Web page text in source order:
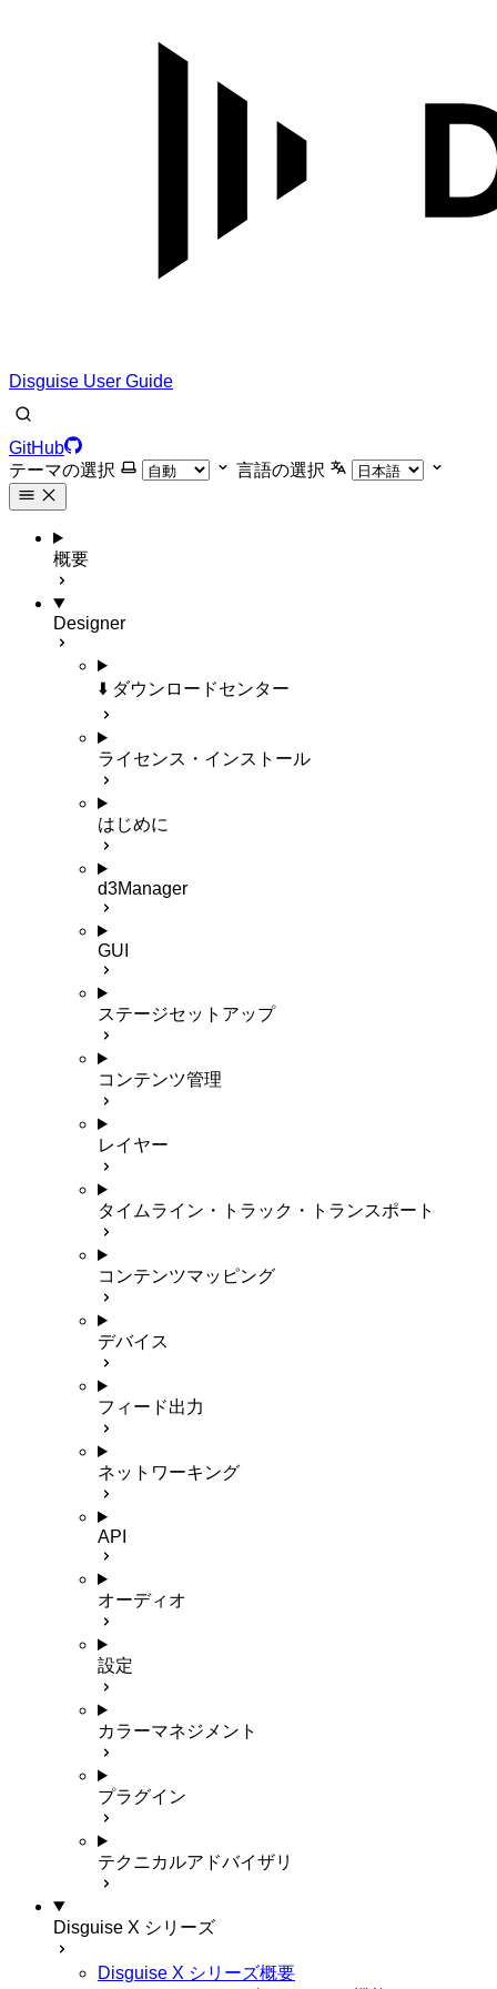
Disguise User Guide
GitHub
テーマの選択
言語の選択
概要
Designer
⬇️ ダウンロードセンター
ライセンス・インストール
はじめに
d3Manager
GUI
ステージセットアップ
コンテンツ管理
レイヤー
タイムライン・トラック・トランスポート
コンテンツマッピング
デバイス
フィード出力
ネットワーキング
API
オーディオ
設定
カラーマネジメント
プラグイン
テクニカルアドバイザリ
Disguise X シリーズ
Disguise X シリーズ概要